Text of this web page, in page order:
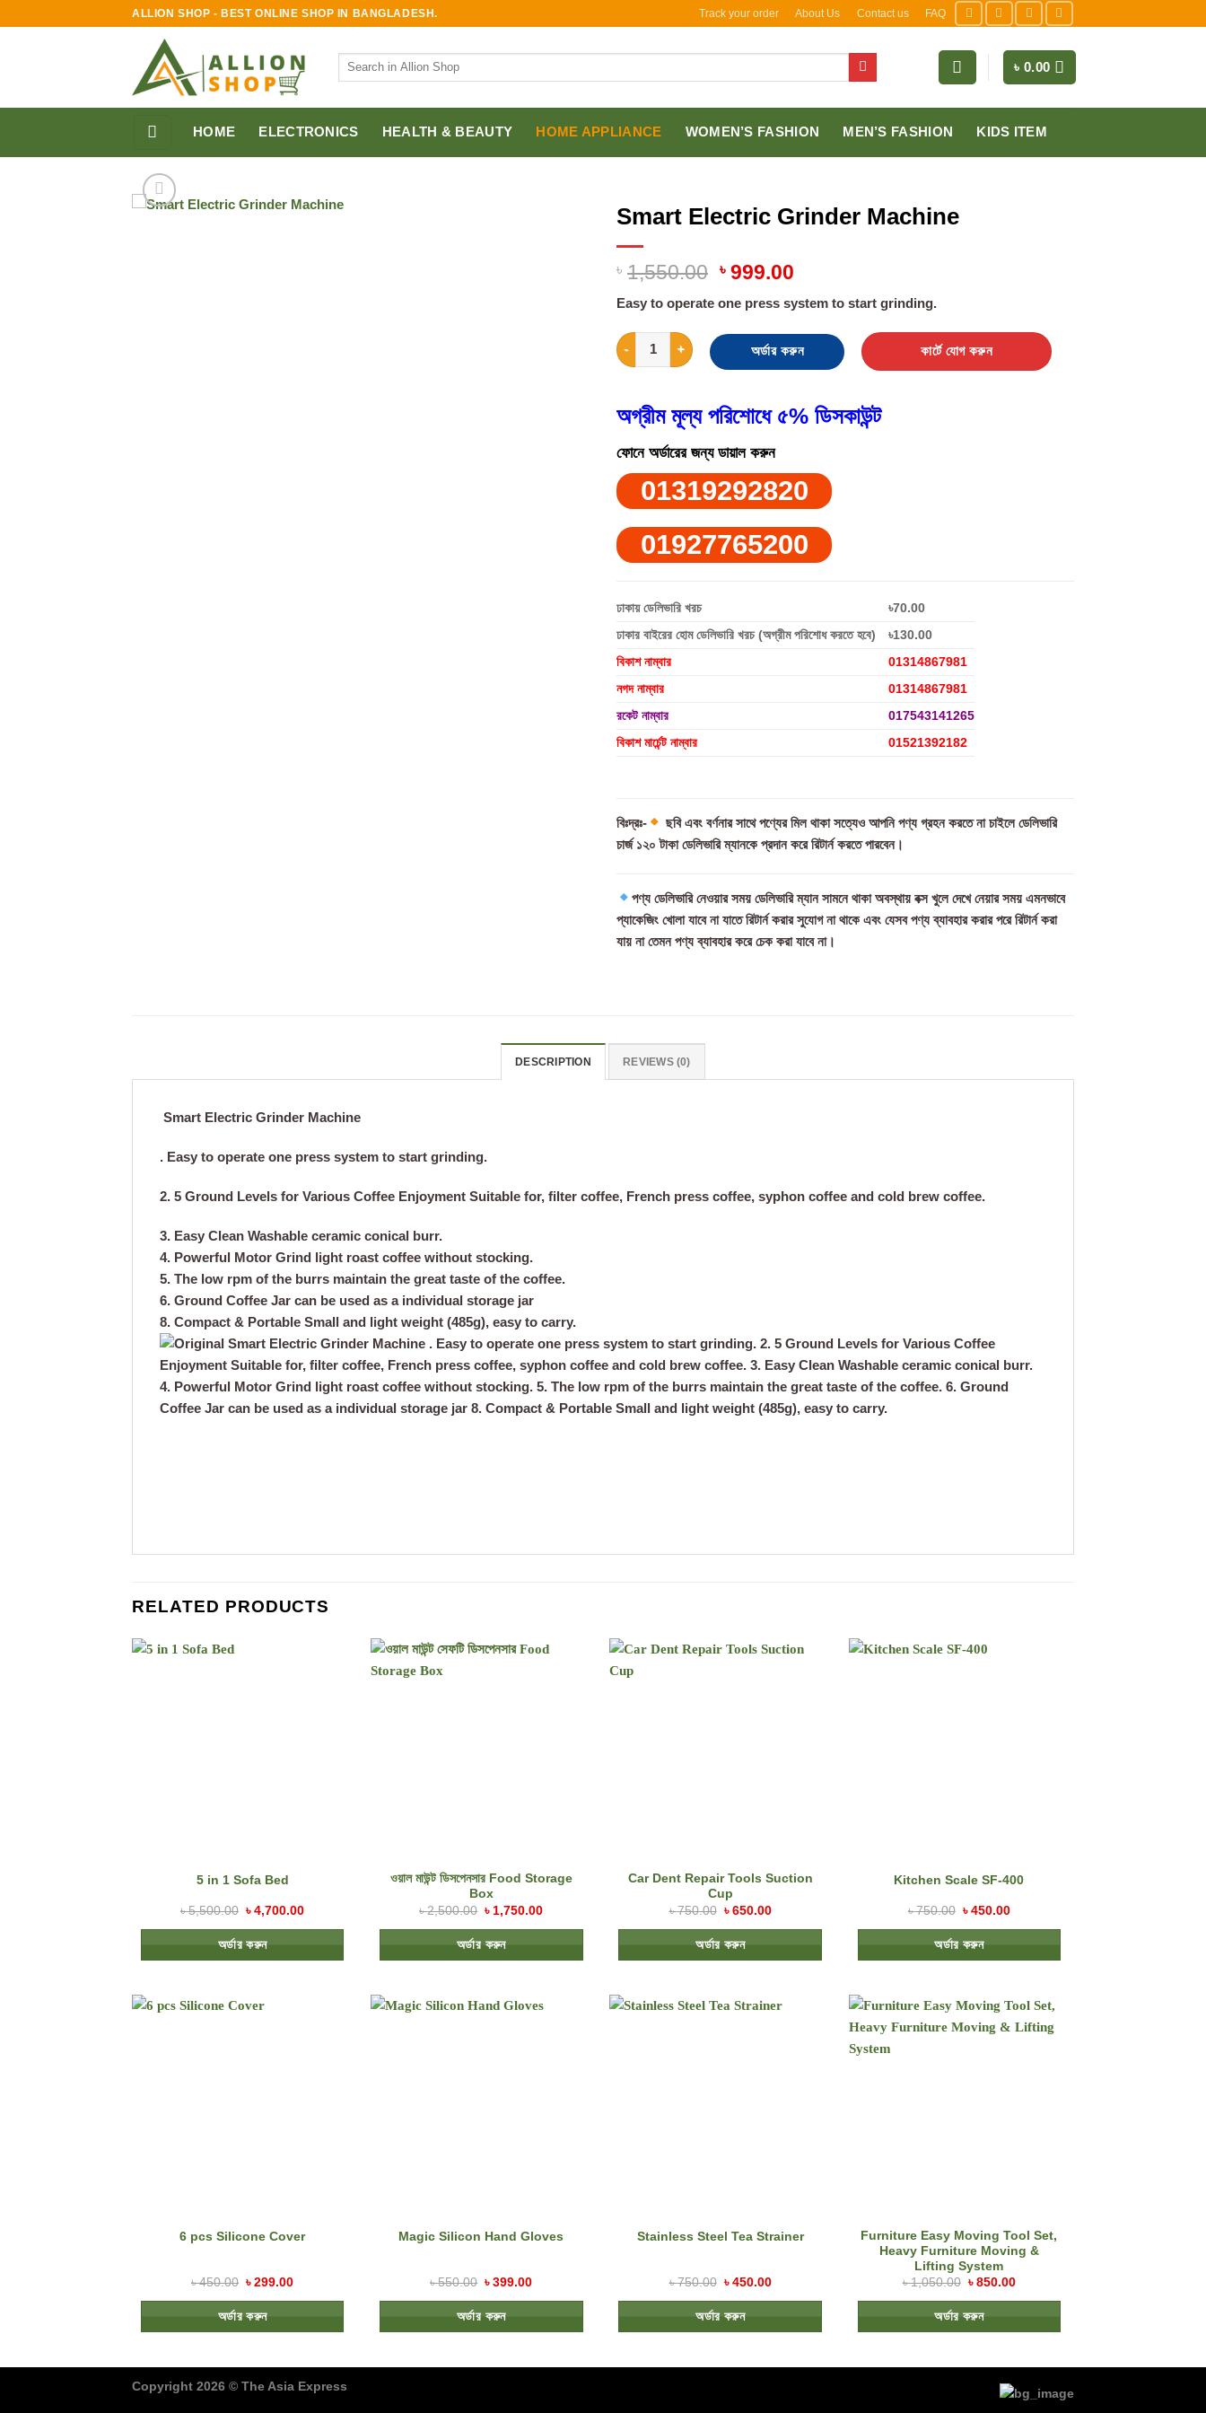
to
ALLION SHOP - BEST ONLINE SHOP IN BANGLADESH. Track your order About Us Contact us FAQ
Search
৳0.00
HOME ELECTRONICS HEALTH & BEAUTY HOME APPLIANCE WOMEN’S FASHION MEN’S FASHION KIDS ITEM
Smart Electric Grinder Machine
৳ 1,550.00 ৳ 999.00
Easy to operate one press system to start grinding.
Smart Electric Grinder Machine quantity
অর্ডার করুন কার্টে যোগ করুন
অগ্রীম মূল্য পরিশোধে ৫% ডিসকাউন্ট
ফোনে অর্ডারের জন্য ডায়াল করুন
01319292820
01927765200
ঢাকায় ডেলিভারি খরচ
৳70.00
ঢাকার বাইরের হোম ডেলিভারি খরচ (অগ্রীম পরিশোধ করতে হবে)
৳130.00
বিকাশ নাম্বার
01314867981
নগদ নাম্বার
01314867981
রকেট নাম্বার
017543141265
বিকাশ মার্চেন্ট নাম্বার
01521392182
বিঃদ্রঃ-
ছবি এবং বর্ণনার সাথে পণ্যের মিল থাকা সত্যেও আপনি পণ্য গ্রহন করতে না চাইলে ডেলিভারি
চার্জ ১২০ টাকা ডেলিভারি ম্যানকে প্রদান করে রিটার্ন করতে পারবেন।
পণ্য ডেলিভারি নেওয়ার সময় ডেলিভারি ম্যান সামনে থাকা অবস্থায় বক্স খুলে দেখে নেয়ার সময় এমনভাবে
প্যাকেজিং খোলা যাবে না যাতে রিটার্ন করার সুযোগ না থাকে এবং যেসব পণ্য ব্যাবহার করার পরে রিটার্ন করা
যায় না তেমন পণ্য ব্যাবহার করে চেক করা যাবে না।
DESCRIPTION REVIEWS (0)
Smart Electric Grinder Machine
. Easy to operate one press system to start grinding.
2. 5 Ground Levels for Various Coffee Enjoyment Suitable for, filter coffee, French press coffee, syphon coffee and cold brew coffee.
3. Easy Clean Washable ceramic conical burr.
4. Powerful Motor Grind light roast coffee without stocking.
5. The low rpm of the burrs maintain the great taste of the coffee.
6. Ground Coffee Jar can be used as a individual storage jar
8. Compact & Portable Small and light weight (485g), easy to carry.
RELATED PRODUCTS
5 in 1 Sofa Bed
৳5,500.00 ৳4,700.00
অর্ডার করুন
ওয়াল মাউন্ট ডিসপেনসার Food Storage
Box
৳2,500.00 ৳ 1,750.00
অর্ডার করুন
Car Dent Repair Tools Suction
Cup
৳750.00 ৳650.00
অর্ডার করুন
Kitchen Scale SF-400
৳750.00 ৳450.00
অর্ডার করুন
6 pcs Silicone Cover
৳450.00 ৳299.00
অর্ডার করুন
Magic Silicon Hand Gloves
৳550.00 ৳399.00
অর্ডার করুন
Stainless Steel Tea Strainer
৳750.00 ৳450.00
অর্ডার করুন
Furniture Easy Moving Tool Set,
Heavy Furniture Moving &
Lifting System
৳1,050.00 ৳850.00
অর্ডার করুন
Copyright 2026 © The Asia Express